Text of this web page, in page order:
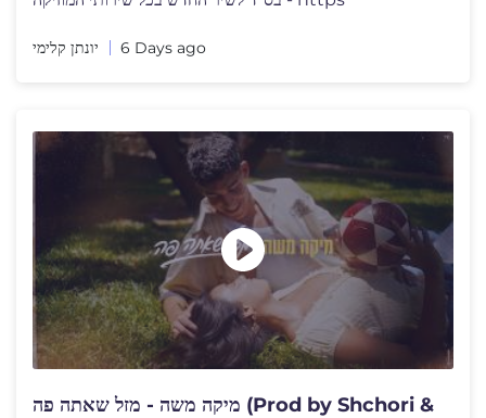
יונתן קלימי 6 Days ago
מיקה משה - מזל שאתה פה (Prod by Shchori &